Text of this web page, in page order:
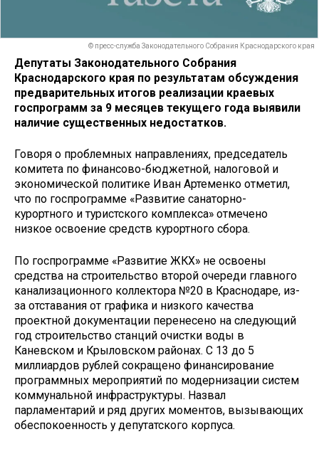
© пресс-служба Законодательного Собрания Краснодарского края
Депутаты Законодательного Собрания
Краснодарского края по результатам обсуждения
предварительных итогов реализации краевых
госпрограмм за 9 месяцев текущего года выявили
наличие существенных недостатков.
Говоря о проблемных направлениях, председатель
комитета по финансово-бюджетной, налоговой и
экономической политике Иван Артеменко отметил,
что по госпрограмме «Развитие санаторно-
курортного и туристского комплекса» отмечено
низкое освоение средств курортного сбора.
По госпрограмме «Развитие ЖКХ» не освоены
средства на строительство второй очереди главного
канализационного коллектора №20 в Краснодаре, из-
за отставания от графика и низкого качества
проектной документации перенесено на следующий
год строительство станций очистки воды в
Каневском и Крыловском районах. С 13 до 5
миллиардов рублей сокращено финансирование
программных мероприятий по модернизации систем
коммунальной инфраструктуры. Назвал
парламентарий и ряд других моментов, вызывающих
обеспокоенность у депутатского корпуса.